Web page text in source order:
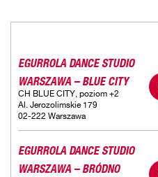
EGURROLA DANCE STUDIO
WARSZAWA – BLUE CITY
CH BLUE CITY, poziom +2
Al. Jerozolimskie 179
02-222 Warszawa
EGURROLA DANCE STUDIO
WARSZAWA – BRÓDNO